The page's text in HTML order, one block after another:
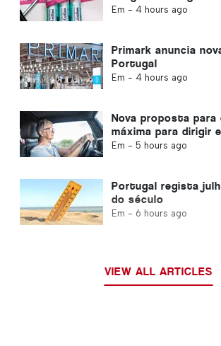
Em - 4 hours ago
Primark anuncia
Portugal
Em - 4 hours ago
Nova proposta para
máxima para dirigir
Em - 5 hours ago
Portugal regista
do século
Em - 6 hours ago
VIEW ALL ARTICLES